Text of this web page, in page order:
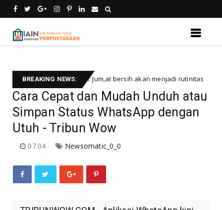
BREAKING NEWS:
Perpustakaan: Jum,at bersih akan menjadi rutinitas
Cara Cepat dan Mudah Unduh atau
Simpan Status WhatsApp dengan
Utuh - Tribun Wow
07.04 Newsomatic_0_0